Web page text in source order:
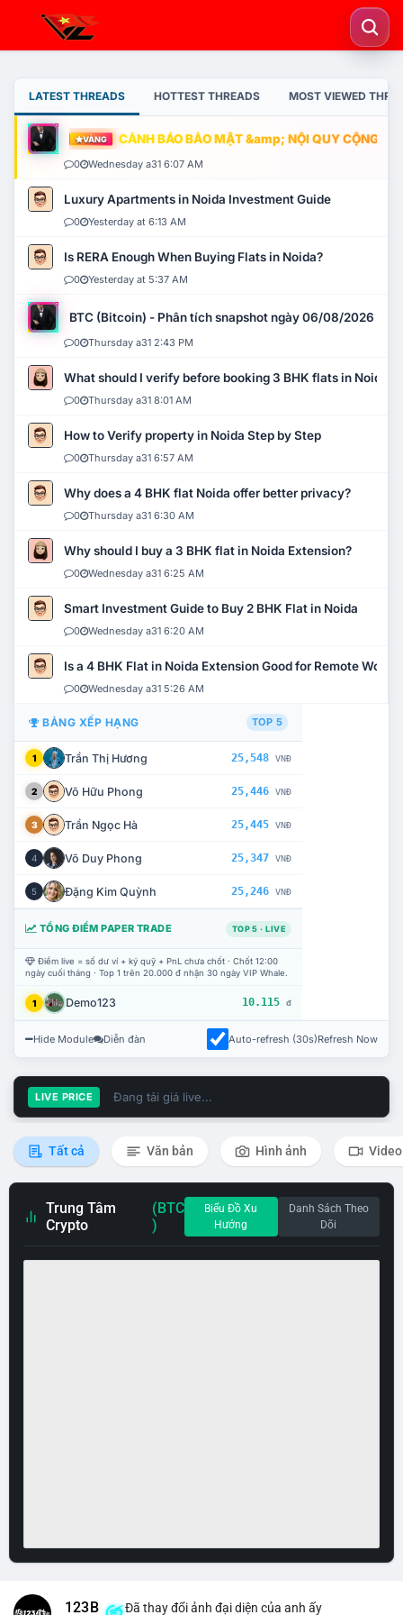
LATEST THREADS HOTTEST THREADS MOST VIEWED
VÀNG CẢNH BÁO BẢO MẬT &amp; NỘI QUY CỘNG
0 Wednesday a31 6:07 AM
Luxury Apartments in Noida Investment Guide
0 Yesterday at 6:13 AM
Is RERA Enough When Buying Flats in Noida?
0 Yesterday at 5:37 AM
BTC (Bitcoin) - Phân tích snapshot ngày 06/08/2026
0 Thursday a31 2:43 PM
What should I verify before booking 3 BHK flats in Noida?
0 Thursday a31 8:01 AM
How to Verify property in Noida Step by Step
0 Thursday a31 6:57 AM
Why does a 4 BHK flat Noida offer better privacy?
0 Thursday a31 6:30 AM
Why should I buy a 3 BHK flat in Noida Extension?
0 Wednesday a31 6:25 AM
Smart Investment Guide to Buy 2 BHK Flat in Noida
0 Wednesday a31 6:20 AM
Is a 4 BHK Flat in Noida Extension Good for Remote Work?
0 Wednesday a31 5:26 AM
BẢNG XẾP HẠNG TOP 5
1 Trần Thị Hương 25,548 VNĐ
2 Võ Hữu Phong 25,446 VNĐ
3 Trần Ngọc Hà 25,445 VNĐ
4 Võ Duy Phong 25,347 VNĐ
5 Đặng Kim Quỳnh 25,246 VNĐ
TỔNG ĐIỂM PAPER TRADE TOP 5 · LIVE
Điểm live = số dư ví + ký quỹ + PnL chưa chốt · Chốt 12:00
ngày cuối tháng · Top 1 trên 20.000 đ nhận 30 ngày VIP Whale.
1 Demo123 10.115 đ
Hide Module Diễn đàn Auto-refresh (30s)Refresh Now
LIVE PRICE Đang tải giá live...
Tất cả Văn bản Hình ảnh Video
Trung Tâm
Crypto
(BTC
)
Biểu Đồ Xu
Hướng
Danh Sách Theo
Dõi
123B Đã thay đổi ảnh đại diện của anh ấy